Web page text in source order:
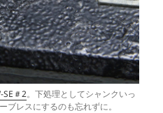
SE＃2。下処理としてシャンクいっ
ブレスにするのも忘れずに。